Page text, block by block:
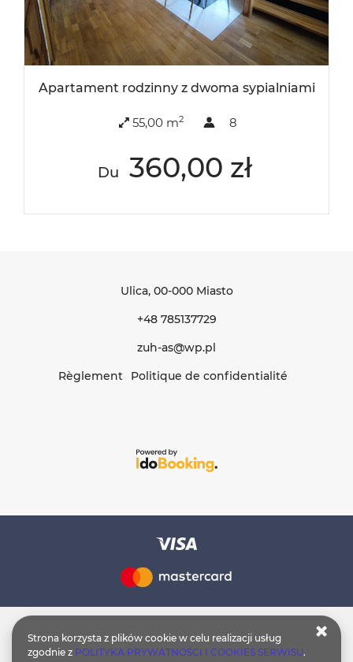
Apartament rodzinny z dwoma sypialniami
55,00 m2 8
Du 360,00 zł
Ulica, 00-000 Miasto
+48 785137729
zuh-as@wp.pl
Règlement
Politique de confidentialité
Strona korzysta z plików cookie w celu realizacji usług
zgodnie z POLITYKA PRYWATNOŚCI I COOKIES SERWISU.